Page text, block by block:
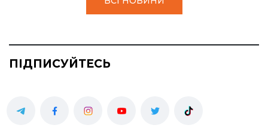
ПІДПИСУЙТЕСЬ